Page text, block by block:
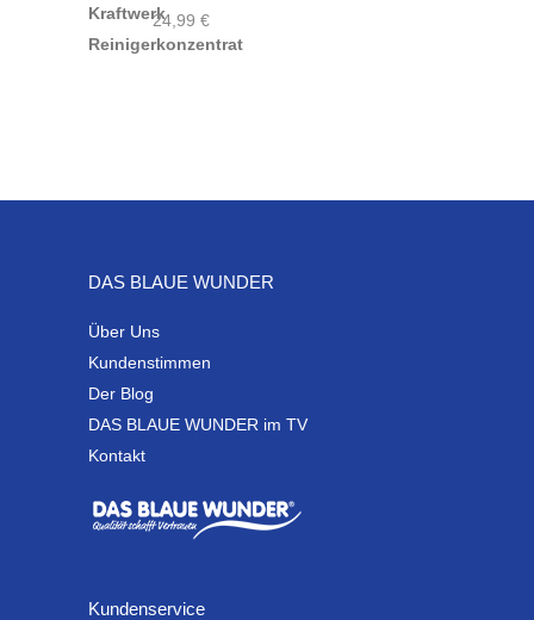
24,99 €
DAS BLAUE WUNDER
Über Uns
Kundenstimmen
Der Blog
DAS BLAUE WUNDER im TV
Kontakt
Kundenservice